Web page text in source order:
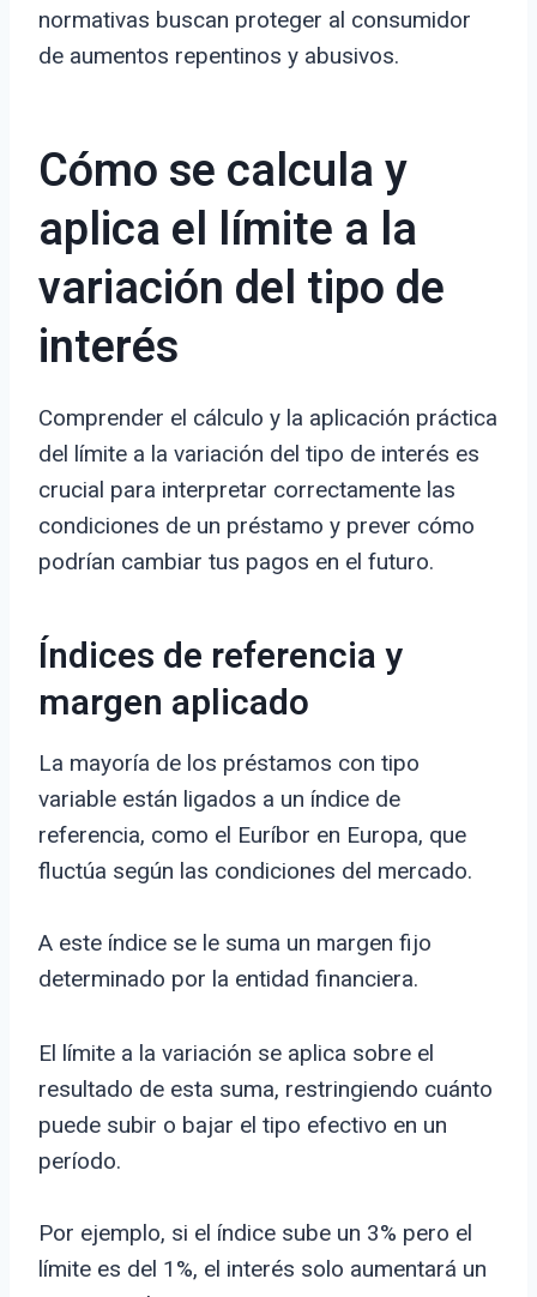
normativas buscan proteger al consumidor
de aumentos repentinos y abusivos.
Cómo se calcula y
aplica el límite a la
variación del tipo de
interés
Comprender el cálculo y la aplicación práctica
del límite a la variación del tipo de interés es
crucial para interpretar correctamente las
condiciones de un préstamo y prever cómo
podrían cambiar tus pagos en el futuro.
Índices de referencia y
margen aplicado
La mayoría de los préstamos con tipo
variable están ligados a un índice de
referencia, como el Euríbor en Europa, que
fluctúa según las condiciones del mercado.
A este índice se le suma un margen fijo
determinado por la entidad financiera.
El límite a la variación se aplica sobre el
resultado de esta suma, restringiendo cuánto
puede subir o bajar el tipo efectivo en un
período.
Por ejemplo, si el índice sube un 3% pero el
límite es del 1%, el interés solo aumentará un